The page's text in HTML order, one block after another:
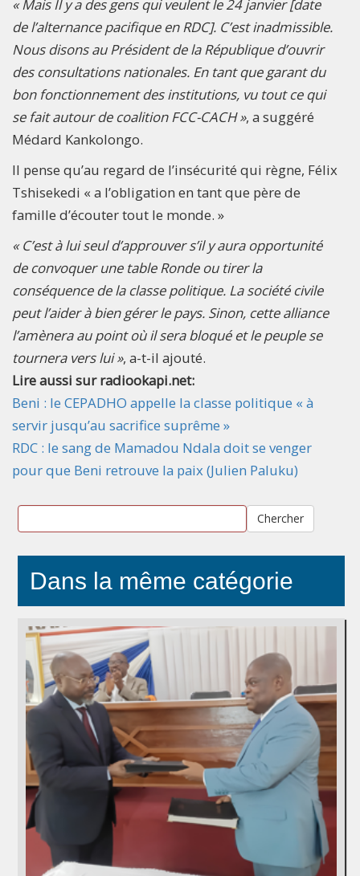
« Mais Il y a des gens qui veulent le 24 janvier [date
de l’alternance pacifique en RDC]. C’est inadmissible.
Nous disons au Président de la République d’ouvrir
des consultations nationales. En tant que garant du
bon fonctionnement des institutions, vu tout ce qui
se fait autour de coalition FCC-CACH », a suggéré
Médard Kankolongo.
Il pense qu’au regard de l’insécurité qui règne, Félix
Tshisekedi « a l’obligation en tant que père de
famille d’écouter tout le monde. »
« C’est à lui seul d’approuver s’il y aura opportunité
de convoquer une table Ronde ou tirer la
conséquence de la classe politique. La société civile
peut l’aider à bien gérer le pays. Sinon, cette alliance
l’amènera au point où il sera bloqué et le peuple se
tournera vers lui », a-t-il ajouté.
Lire aussi sur radiookapi.net:
Beni : le CEPADHO appelle la classe politique « à
servir jusqu’au sacrifice suprême »
RDC : le sang de Mamadou Ndala doit se venger
pour que Beni retrouve la paix (Julien Paluku)
Chercher
Dans la même catégorie